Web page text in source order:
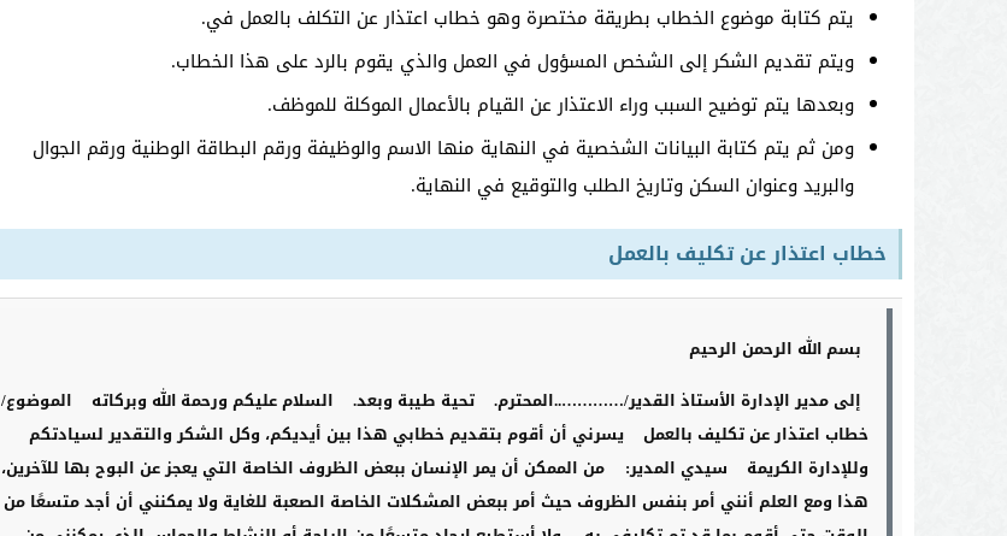
يتم كتابة موضوع الخطاب بطريقة مختصرة وهو خطاب اعتذار عن التكلف بالعمل في.
ويتم تقديم الشكر إلى الشخص المسؤول في العمل والذي يقوم بالرد على هذا الخطاب.
وبعدها يتم توضيح السبب وراء الاعتذار عن القيام بالأعمال الموكلة للموظف.
ومن ثم يتم كتابة البيانات الشخصية في النهاية منها الاسم والوظيفة ورقم البطاقة الوطنية ورقم الجوال
والبريد وعنوان السكن وتاريخ الطلب والتوقيع في النهاية.
خطاب اعتذار عن تكليف بالعمل
بسم الله الرحمن الرحيم
إلى مدير الإدارة الأستاذ القدير/…………..المحترم.
تحية طيبة وبعد. السلام عليكم ورحمة الله وبركاته
الموضوع/
خطاب اعتذار عن تكليف بالعمل
يسرني أن أقوم بتقديم خطابي هذا بين أيديكم، وكل الشكر والتقدير لسيادتكم
وللإدارة الكريمة
سيدي المدير:
من الممكن أن يمر الإنسان ببعض الظروف الخاصة التي يعجز عن البوح بها للآخرين،
هذا ومع العلم أنني أمر بنفس الظروف حيث أمر ببعض المشكلات الخاصة الصعبة للغاية ولا يمكنني أن أجد متسعًا من